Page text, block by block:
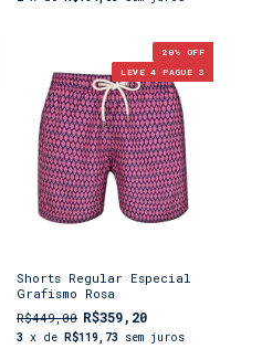
20% OFF
LEVE 4 PAGUE 3
Shorts Regular Especial
Grafismo Rosa
R$449,00 R$359,20
3 x de R$119,73 sem juros